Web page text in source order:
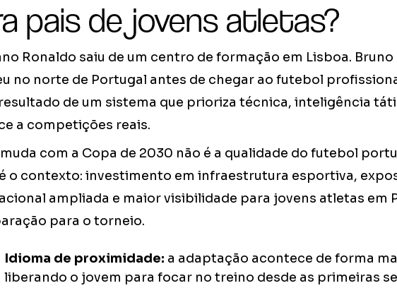
pais de jovens atletas?
Ronaldo saiu de um centro de formação em Lisboa. Bruno
no norte de Portugal antes de chegar ao futebol
de um sistema que prioriza técnica, inteligência
a competições reais.
com a Copa de 2030 não é a qualidade do futebol
o contexto: investimento em infraestrutura esportiva,
ampliada e maior visibilidade para jovens atletas em
para o torneio.
Idioma de proximidade: a adaptação acontece de forma
liberando o jovem para focar no treino desde as primeiras